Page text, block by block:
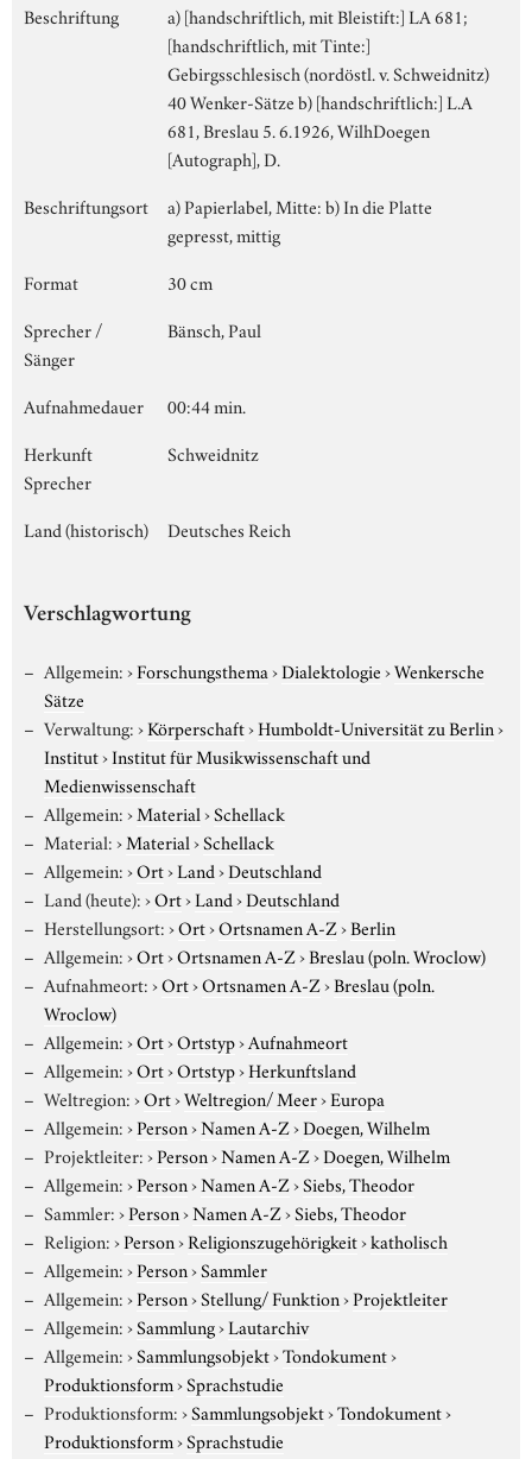
Beschriftung
a) [handschriftlich, mit Bleistift:] LA 681;
[handschriftlich, mit Tinte:]
Gebirgsschlesisch (nordöstl. v. Schweidnitz)
40 Wenker-Sätze b) [handschriftlich:] L.A
681, Breslau 5. 6.1926, WilhDoegen
[Autograph], D.
Beschriftungsort
a) Papierlabel, Mitte: b) In die Platte
gepresst, mittig
Format
30 cm
Sprecher /
Sänger
Bänsch, Paul
Aufnahmedauer
00:44 min.
Herkunft
Sprecher
Schweidnitz
Land (historisch) Deutsches Reich
Verschlagwortung
Allgemein:›Forschungsthema›Dialektologie›Wenkersche
Sätze
Verwaltung:›Körperschaft›Humboldt-Universität zu Berlin›
Institut›Institut für Musikwissenschaft und
Medienwissenschaft
Allgemein:›Material›Schellack
Material:›Material›Schellack
Allgemein:›Ort›Land›Deutschland
Land (heute):›Ort›Land›Deutschland
Herstellungsort:›Ort›Ortsnamen A-Z›Berlin
Allgemein:›Ort›Ortsnamen A-Z›Breslau (poln. Wroclow)
Aufnahmeort:›Ort›Ortsnamen A-Z›Breslau (poln.
Wroclow)
Allgemein:›Ort›Ortstyp›Aufnahmeort
Allgemein:›Ort›Ortstyp›Herkunftsland
Weltregion:›Ort›Weltregion/ Meer›Europa
Allgemein:›Person›Namen A-Z›Doegen, Wilhelm
Projektleiter:›Person›Namen A-Z›Doegen, Wilhelm
Allgemein:›Person›Namen A-Z›Siebs, Theodor
Sammler:›Person›Namen A-Z›Siebs, Theodor
Religion:›Person›Religionszugehörigkeit›katholisch
Allgemein:›Person›Sammler
Allgemein:›Person›Stellung/ Funktion›Projektleiter
Allgemein:›Sammlung›Lautarchiv
Allgemein:›Sammlungsobjekt›Tondokument›
Produktionsform›Sprachstudie
Produktionsform:›Sammlungsobjekt›Tondokument›
Produktionsform›Sprachstudie